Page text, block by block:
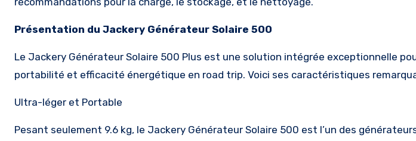
Présentation du Jackery Générateur Solaire 500
Le Jackery Générateur Solaire 500 Plus est une solution intégrée exceptionnelle
portabilité et efficacité énergétique en road trip. Voici ses caractéristiques
Ultra-léger et Portable
Pesant seulement 9.6 kg, le Jackery Générateur Solaire 500 est l’un des